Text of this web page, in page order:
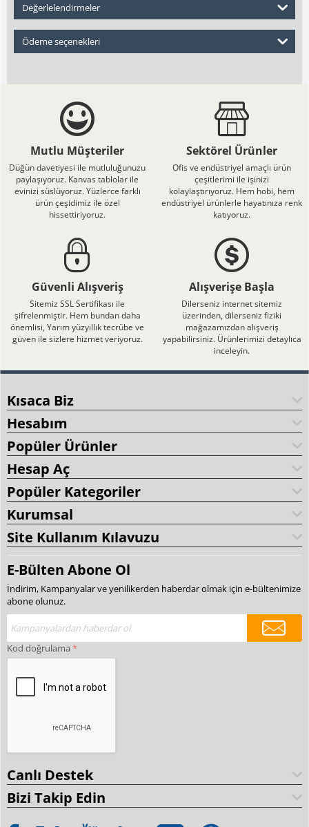
Değerlelendirmeler
Ödeme seçenekleri
Mutlu Müşteriler
Düğün davetiyesi ile mutluluğunuzu
paylaşıyoruz. Kanvas tablolar ile
evinizi süslüyoruz. Yüzlerce farklı
ürün çeşidimiz ile özel
hissettiriyoruz.
Sektörel Ürünler
Ofis ve endüstriyel amaçlı ürün
çeşitlerimi ile işinizi
kolaylaştırıyoruz. Hem hobi, hem
endüstriyel ürünlerle hayatınıza renk
katıyoruz.
Güvenli Alışveriş
Sitemiz SSL Sertifikası ile
şifrelenmiştir. Hem bundan daha
önemlisi, Yarım yüzyıllık tecrübe ve
güven ile sizlere hizmet veriyoruz.
Alışverişe Başla
Dilerseniz internet sitemiz
üzerinden, dilerseniz fiziki
mağazamızdan alışveriş
yapabilirsiniz. Ürünlerimizi detaylıca
inceleyin.
Kısaca Biz
Hesabım
Popüler Ürünler
Hesap Aç
Popüler Kategoriler
Kurumsal
Site Kullanım Kılavuzu
E-Bülten Abone Ol
İndirim, Kampanyalar ve yenilikerden haberdar olmak için e-bültenimize
abone olunuz.
Kod doğrulama
Canlı Destek
Bizi Takip Edin